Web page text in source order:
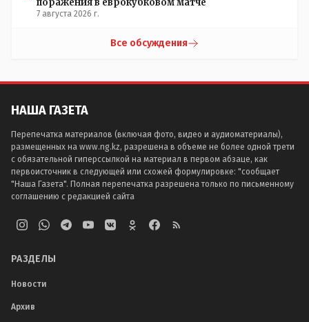
поражения в еврокубковом матче
7 августа 2026 г.
Все обсуждения
НАША ГАЗЕТА
Перепечатка материалов (включая фото, видео и аудиоматериалы),
размещенных на www.ng.kz, разрешена в объеме не более одной трети
с обязательной гиперссылкой на материал в первом абзаце, как
первоисточник в следующей или схожей формулировке: "сообщает
"Наша Газета". Полная перепечатка разрешена только по письменному
соглашению с редакцией сайта
РАЗДЕЛЫ
Новости
Архив